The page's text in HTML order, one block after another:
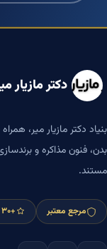
دکتر مازیار
بنیاد دکتر مازیار میر،
مستند.
مرجع معتبر +۳۰ سال تجربه